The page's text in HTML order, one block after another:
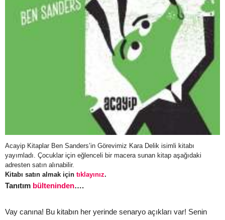
Acayip Kitaplar Ben Sanders’in Görevimiz Kara Delik isimli kitabı
yayımladı. Çocuklar için eğlenceli bir macera sunan kitap aşağıdaki
adresten satın alınabilir.
Kitabı satın almak için tıklayınız.
Tanıtım bülteninden….
Vay canına! Bu kitabın her yerinde senaryo açıkları var! Senin